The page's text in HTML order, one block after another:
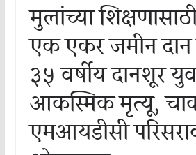
मुलांच्या
एक एकर जमीन
३५ वर्षीय दानशूर
आकस्मिक मृत्यू,
एमआयडीसी